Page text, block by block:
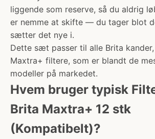
liggende som reserve, så du aldrig
er nemme at skifte — du tager blot
sætter det nye i.
Dette sæt passer til alle Brita
Maxtra+ filtere, som er blandt de
modeller på markedet.
Hvem bruger typisk
Brita Maxtra+ 12 stk
(Kompatibelt)?